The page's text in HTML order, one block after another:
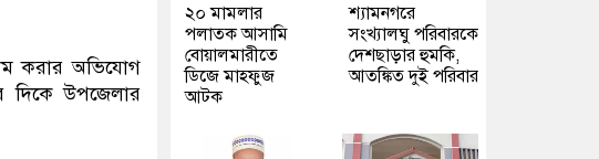
করার অভিযোগ
দিকে উপজেলার
২০ মামলার
পলাতক আসামি
বোয়ালমারীতে
ডিজে মাহফুজ
আটক
শ্যামনগরে
সংখ্যালঘু পরিবারকে
দেশছাড়ার হুমকি,
আতঙ্কিত দুই পরিবার